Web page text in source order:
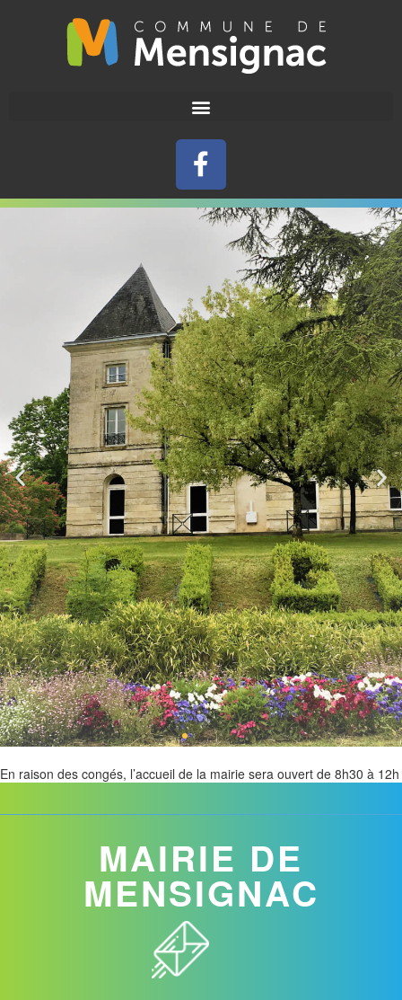
En raison des congés, l’accueil de la mairie sera ouvert de 8h30 à 12h
MAIRIE DE
MENSIGNAC